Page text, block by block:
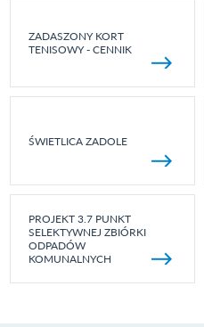
ZADASZONY KORT
TENISOWY - CENNIK
ŚWIETLICA ZADOLE
PROJEKT 3.7 PUNKT
SELEKTYWNEJ ZBIÓRKI
ODPADÓW
KOMUNALNYCH